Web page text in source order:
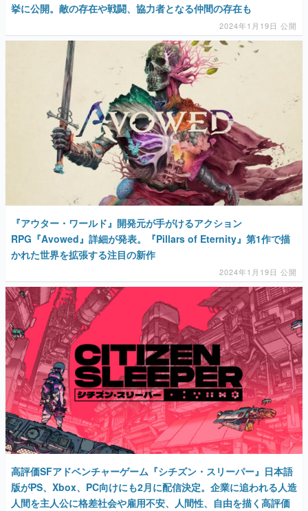
挙に公開。敵の存在や戦闘、協力者となる仲間の存在も
2024年1月19日 公開
『アウター・ワールド』開発元が手がけるアクション
RPG『Avowed』詳細が発表。『Pillars of Eternity』第1作で描
かれた世界を拡張する注目の新作
2024年1月19日 公開
高評価SFアドベンチャーゲーム『シチズン・スリーパー』日本語
版がPS、Xbox、PC向けにも2月に配信決定。企業に追われる人造
人間を主人公に格差社会や雇用不安、人間性、自由を描く高評価